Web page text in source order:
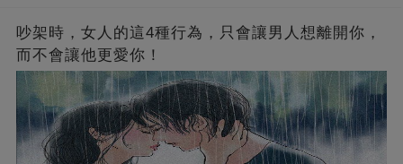
吵架時，女人的這4種行為，只會讓男人想離開你，
而不會讓他更愛你！